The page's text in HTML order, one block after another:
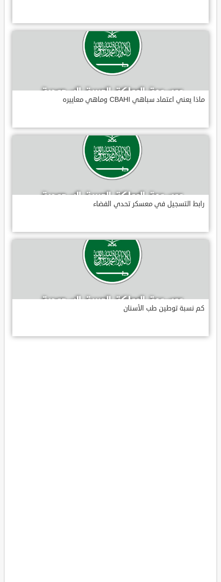
ماذا يعني اعتماد سباهي CBAHI وماهي معاييره
رابط التسجيل في معسكر تحدي الفضاء
كم نسبة توطين طب الأسنان